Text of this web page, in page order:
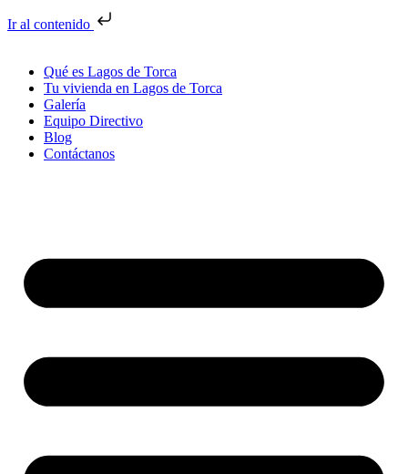
Ir al contenido
Qué es Lagos de Torca
Tu vivienda en Lagos de Torca
Galería
Equipo Directivo
Blog
Contáctanos